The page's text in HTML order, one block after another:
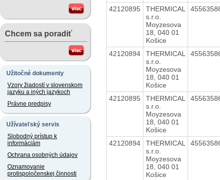
Chcem sa poradiť
Užitočné dokumenty
Vzory žiadostí v slovenskom
jazyku a iných jazykoch
Právne predpisy
Užívateľský servis
Slobodný prístup k
informáciám
Ochrana osobných údajov
Oznamovanie
protispoločenskej činnosti
42120895
THERMICAL
s.r.o.
Moyzesova
18, 040 01
Košice
42120894
THERMICAL
s.r.o.
Moyzesova
18, 040 01
Košice
42120895
THERMICAL
s.r.o.
Moyzesova
18, 040 01
Košice
42120894
THERMICAL
s.r.o.
Moyzesova
18, 040 01
Košice